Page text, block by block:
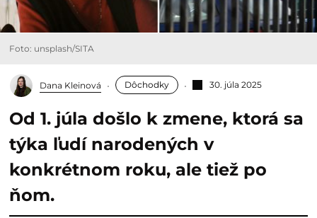
Foto: unsplash/SITA
Dana Kleinová Dôchodky 30. júla 2025
Od 1. júla došlo k zmene, ktorá sa
týka ľudí narodených v
konkrétnom roku, ale tiež po
ňom.